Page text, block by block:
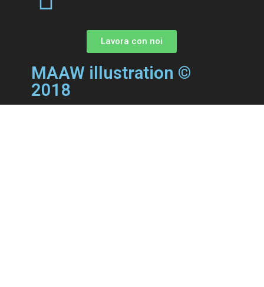
Lavora con noi
MAAW illustration ©
2018